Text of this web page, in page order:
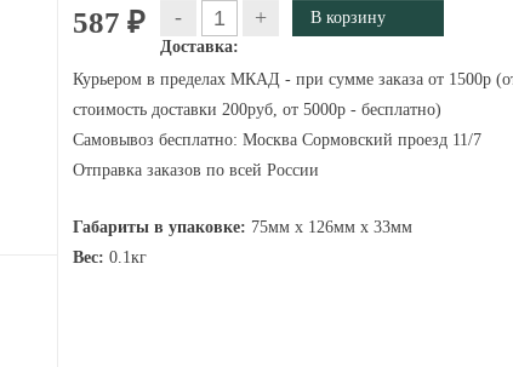
587 ₽ - +
Доставка:
Курьером в пределах МКАД - при сумме заказа от 1500р
стоимость доставки 200руб, от 5000р - бесплатно)
Самовывоз бесплатно: Москва Сормовский проезд 11/7
Отправка заказов по всей России
Габариты в упаковке: 75мм x 126мм x 33мм
Вес: 0.1кг